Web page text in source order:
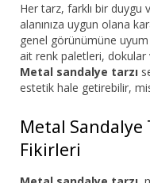
Her tarz, farklı bir duygu
alanınıza uygun olana
genel görünümüne
ait renk paletleri,
Metal sandalye tarzı
estetik hale getirebilir,
Metal Sandalye
Fikirleri